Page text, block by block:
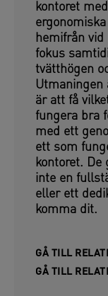
kontoret
hemifrån vid
fokus
tvätthögen
Utmaningen
är att få
fungera bra
med ett
ett som
kontoret. De
inte en
eller ett
komma dit.
GÅ TILL
GÅ TILL